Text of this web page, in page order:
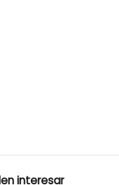
interesar